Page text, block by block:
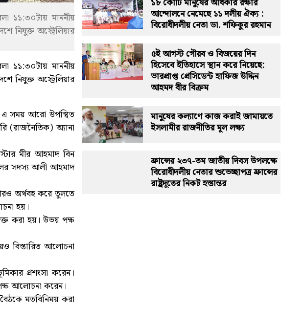
১১:৩০টায় মাননীয়
নিযুক্ত অস্ট্রেলিয়ার
১১:৩০টায় মাননীয়
নিযুক্ত অস্ট্রেলিয়ার
এ সময় আরো উপস্থিত
(রাজনৈতিক) অ্যানা
মীর আহমাদ বিন
সদস্য আলী আহমাদ
অর্থবহ করে তুলতে
হয়।
করা হয়। উভয় পক্ষ
বিস্তারিত আলোচনা
প্রশংসা করেন।
পক্ষ আলোচনা করেন।
মতবিনিময় করা
আন্দোলনে নেমেছে ১১ দলীয় ঐক্য :
বিরোধীদলীয় নেতা ডা. শফিকুর রহমান
৫ই আগস্ট গৌরব ও বিজয়ের দিন
হিসেবে ইতিহাসে স্থান করে নিয়েছে:
ভারপ্রাপ্ত প্রেসিডেন্ট হাফিজ উদ্দিন
আহমদ বীর বিক্রম
মানুষের কল্যাণে কাজ করাই জামায়তে
ইসলামীর রাজনীতির মূল লক্ষ্য
ফ্রান্সের ২৩৭-তম জাতীয় দিবস উপলক্ষে
বিরোধীদলীয় নেতার শুভেচ্ছাপত্র ফ্রান্সের
রাষ্ট্রদূতের নিকট হস্তান্তর